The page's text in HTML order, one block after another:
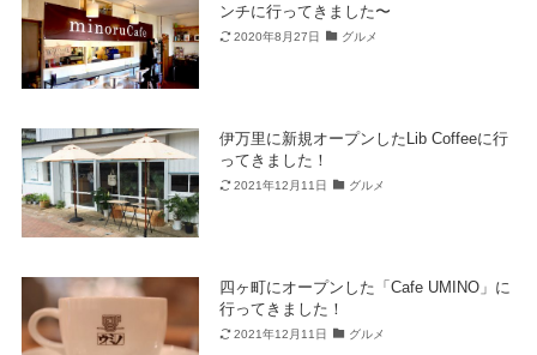
ンチに行ってきました〜
2020年8月27日 グルメ
伊万里に新規オープンしたLib Coffeeに行
ってきました！
2021年12月11日 グルメ
四ヶ町にオープンした「Cafe UMINO」に
行ってきました！
2021年12月11日 グルメ